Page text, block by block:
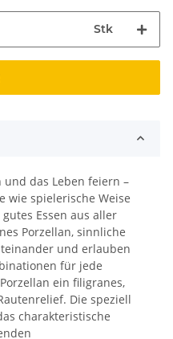
Stk
und das Leben feiern –
wie spielerische Weise
Essen aus aller
Porzellan, sinnliche
und erlauben
für jede
ein filigranes,
Die speziell
charakteristische